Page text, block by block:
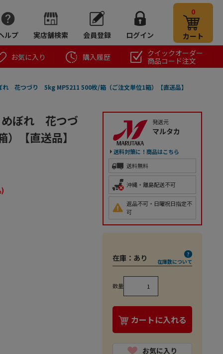
ルプ 実店舗検索 会員登録 ログイン
0
カート
お気に入り 購入履歴
クイックオーダー
商品コード注文
花つづり 5kg MP5211 500枚/箱（ご注文単位1箱）【直送品】
ぼれ 花つづ
【直送品】
発送元
マルタカ
送料対策に！商品はこちら
送料無料
沖縄・離島配送不可
返品不可・日曜祝日指定不
可
在庫： あり 在庫数について
数量
カートに入れる
お気に入り